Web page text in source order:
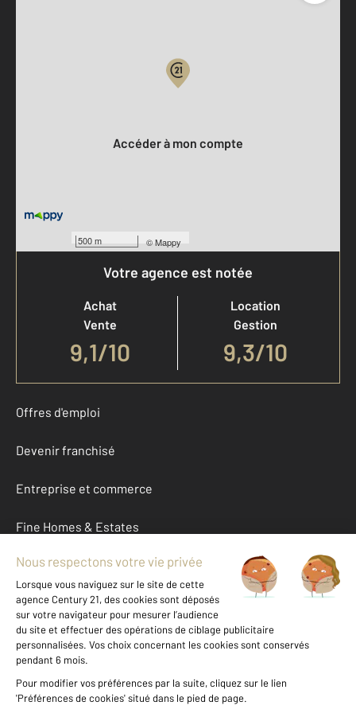
500 m ©Mappy
Accéder à mon compte
Votre agence est notée
Achat
Vente
9,1/10
Location
Gestion
9,3/10
Offres d'emploi
Devenir franchisé
Entreprise et commerce
Fine Homes & Estates
À propos
International
Nous contacter